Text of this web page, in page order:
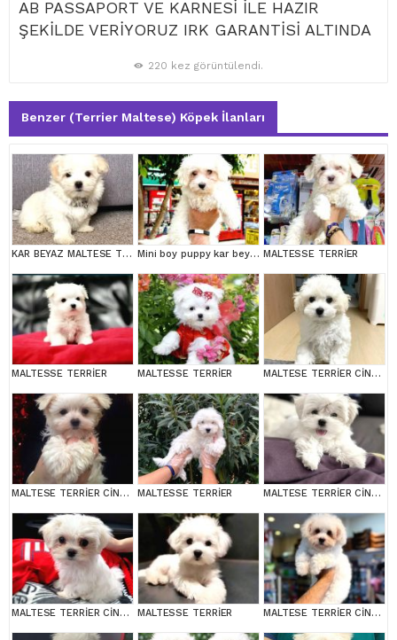
AB PASSAPORT VE KARNESİ İLE HAZIR
ŞEKİLDE VERİYORUZ IRK GARANTİSİ ALTINDA
220 kez görüntülendi.
Benzer (Terrier Maltese) Köpek İlanları
KAR BEYAZ MALTESE TERRİER CİNSLERİ Mini boy puppy kar beyaz sevimli MALTESSE TERRİER CİNSİ MALTESSE TERRİER
MALTESSE TERRİER MALTESSE TERRİER MALTESE TERRİER CİNSİ YAVRULAR
MALTESE TERRİER CİNSİ YAVRULAR MALTESSE TERRİER MALTESE TERRİER CİNSİ YAVRULAR
MALTESE TERRİER CİNSİ YAVRULAR MALTESSE TERRİER MALTESE TERRİER CİNSİ YAVRULAR